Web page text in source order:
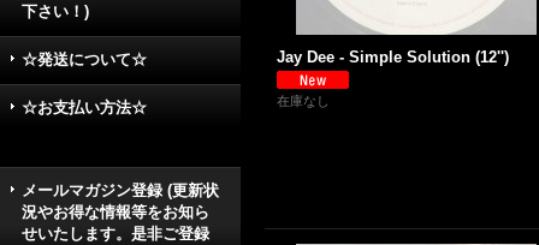
下さい！)
☆発送について☆
☆お支払い方法☆
メールマガジン登録 (更新状
況やお得な情報等をお知ら
せいたします。是非ご登録
Jay Dee - Simple Solution (12'')
在庫なし